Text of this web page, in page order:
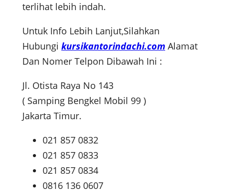
terlihat lebih indah.
Untuk Info Lebih Lanjut,Silahkan
Hubungi kursikantorindachi.com Alamat
Dan Nomer Telpon Dibawah Ini :
Jl. Otista Raya No 143
( Samping Bengkel Mobil 99 )
Jakarta Timur.
021 857 0832
021 857 0833
021 857 0834
0816 136 0607